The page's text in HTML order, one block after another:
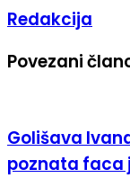
Redakcija
Povezani
Golišava
poznata faca